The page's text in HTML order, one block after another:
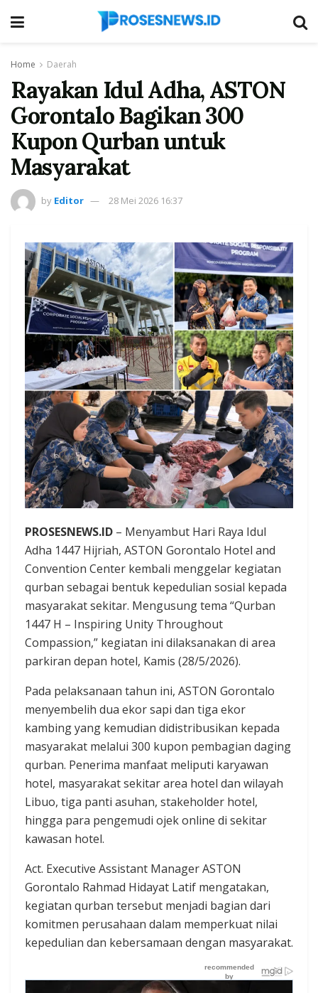
Home Daerah
Rayakan Idul Adha, ASTON
Gorontalo Bagikan 300
Kupon Qurban untuk
Masyarakat
by Editor 28 Mei 2026 16:37
PROSESNEWS.ID – Menyambut Hari Raya Idul
Adha 1447 Hijriah, ASTON Gorontalo Hotel and
Convention Center kembali menggelar kegiatan
qurban sebagai bentuk kepedulian sosial kepada
masyarakat sekitar. Mengusung tema “Qurban
1447 H – Inspiring Unity Throughout
Compassion,” kegiatan ini dilaksanakan di area
parkiran depan hotel, Kamis (28/5/2026).
Pada pelaksanaan tahun ini, ASTON Gorontalo
menyembelih dua ekor sapi dan tiga ekor
kambing yang kemudian didistribusikan kepada
masyarakat melalui 300 kupon pembagian daging
qurban. Penerima manfaat meliputi karyawan
hotel, masyarakat sekitar area hotel dan wilayah
Libuo, tiga panti asuhan, stakeholder hotel,
hingga para pengemudi ojek online di sekitar
kawasan hotel.
Act. Executive Assistant Manager ASTON
Gorontalo Rahmad Hidayat Latif mengatakan,
kegiatan qurban tersebut menjadi bagian dari
komitmen perusahaan dalam memperkuat nilai
kepedulian dan kebersamaan dengan masyarakat.